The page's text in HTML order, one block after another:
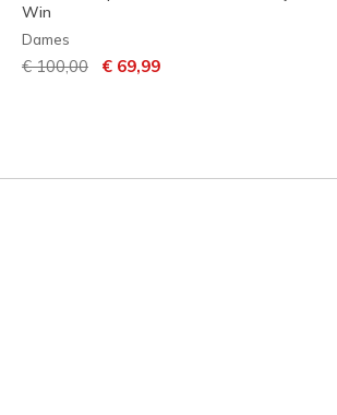
Win
Dames
Prijs verlaagd van
€ 100,00 naar
€ 69,99